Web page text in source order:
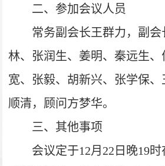
二、参加会议人员
常务副会长王群力，副
林、张润生、姜明、秦远生、
宽、张毅、胡新兴、张学保
顺清，顾问方梦华。
三、其他事项
会议定于12月22日晚19